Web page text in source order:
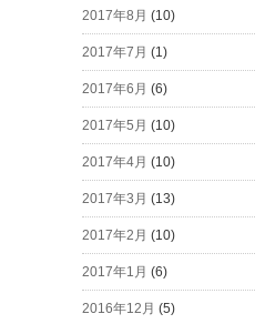
2017年8月 (10)
2017年7月 (1)
2017年6月 (6)
2017年5月 (10)
2017年4月 (10)
2017年3月 (13)
2017年2月 (10)
2017年1月 (6)
2016年12月 (5)